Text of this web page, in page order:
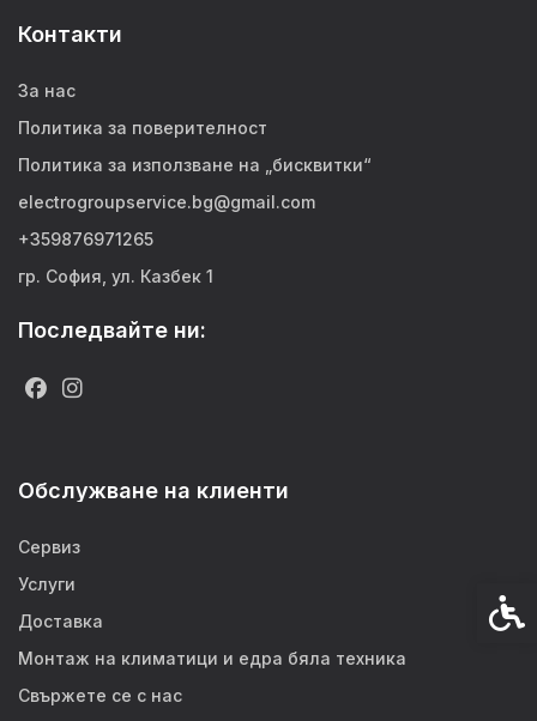
Контакти
За нас
Политика за поверителност
Политика за използване на „бисквитки“
electrogroupservice.bg@gmail.com
+359876971265
гр. София, ул. Казбек 1
Последвайте ни:
Обслужване на клиенти
Сервиз
Услуги
Доставка
Монтаж на климатици и едра бяла техника
Свържете се с нас